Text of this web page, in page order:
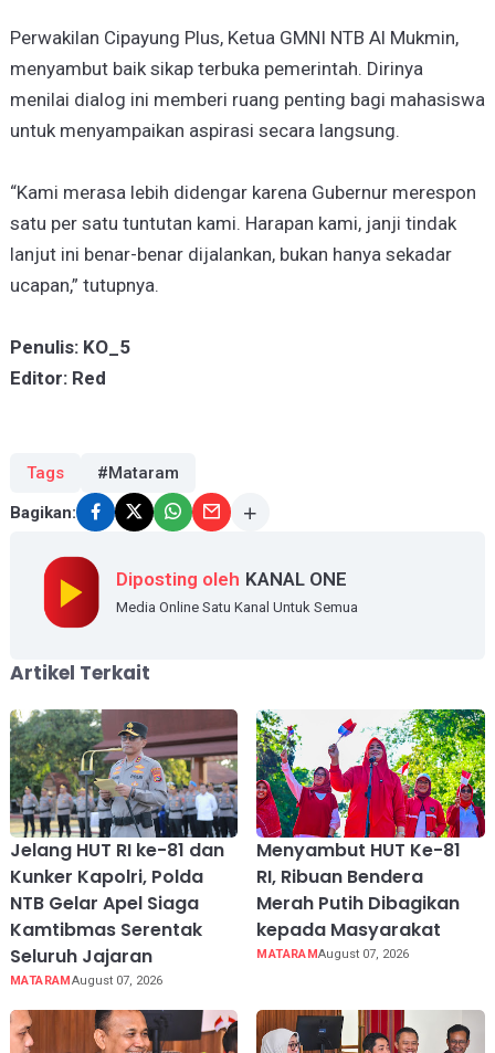
Perwakilan Cipayung Plus, Ketua GMNI NTB Al Mukmin,
menyambut baik sikap terbuka pemerintah. Dirinya
menilai dialog ini memberi ruang penting bagi mahasiswa
untuk menyampaikan aspirasi secara langsung.
“Kami merasa lebih didengar karena Gubernur merespon
satu per satu tuntutan kami. Harapan kami, janji tindak
lanjut ini benar-benar dijalankan, bukan hanya sekadar
ucapan,” tutupnya.
Penulis: KO_5
Editor: Red
Tags #Mataram
Bagikan:
Diposting oleh KANAL ONE
Media Online Satu Kanal Untuk Semua
Artikel Terkait
Jelang HUT RI ke-81 dan
Kunker Kapolri, Polda
NTB Gelar Apel Siaga
Kamtibmas Serentak
Seluruh Jajaran
MATARAMAugust 07, 2026
Menyambut HUT Ke-81
RI, Ribuan Bendera
Merah Putih Dibagikan
kepada Masyarakat
MATARAMAugust 07, 2026